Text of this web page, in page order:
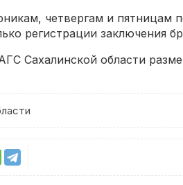
четвергам и пятницам
регистрации заключения
Сахалинской области